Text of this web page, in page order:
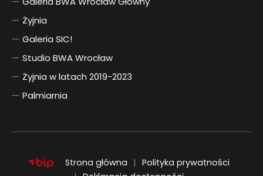
Żyjnia
Galeria SIC!
Studio BWA Wrocław
Żyjnia w latach 2019-2023
Palmiarnia
Strona główna
Polityka prywatności